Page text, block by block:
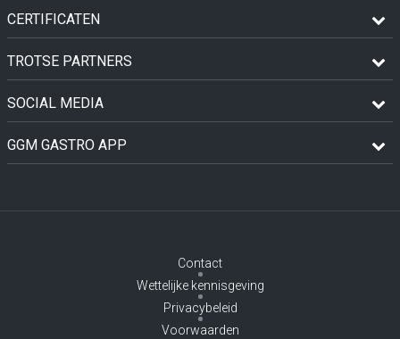
CERTIFICATEN
TROTSE PARTNERS
SOCIAL MEDIA
GGM GASTRO APP
Contact
Wettelijke kennisgeving
Privacybeleid
Voorwaarden